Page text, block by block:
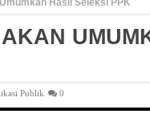
Publik 0